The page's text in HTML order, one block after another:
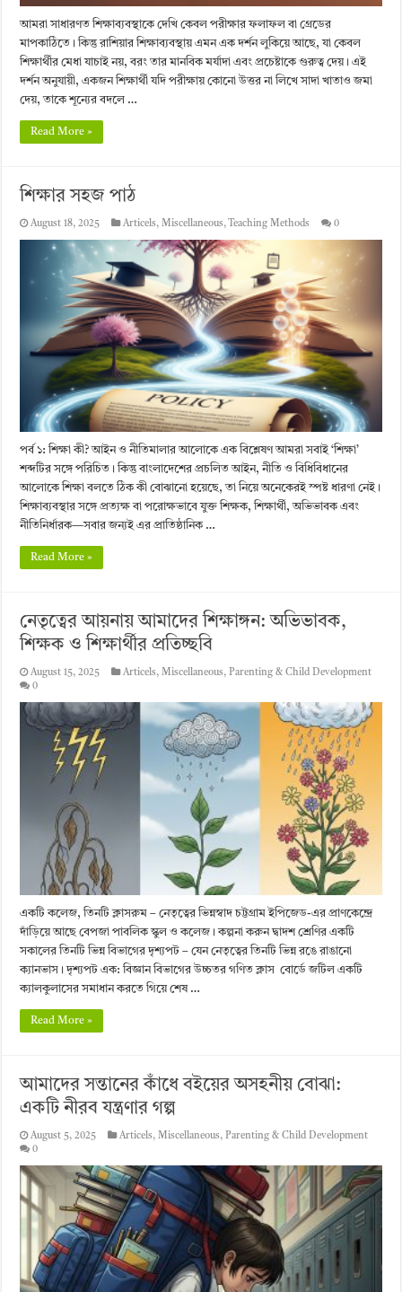
আমরা সাধারণত শিক্ষাব্যবস্থাকে দেখি কেবল পরীক্ষার ফলাফল বা গ্রেডের
মাপকাঠিতে। কিন্তু রাশিয়ার শিক্ষাব্যবস্থায় এমন এক দর্শন লুকিয়ে আছে, যা কেবল
শিক্ষার্থীর মেধা যাচাই নয়, বরং তার মানবিক মর্যাদা এবং প্রচেষ্টাকে গুরুত্ব দেয়। এই
দর্শন অনুযায়ী, একজন শিক্ষার্থী যদি পরীক্ষায় কোনো উত্তর না লিখে সাদা খাতাও জমা
দেয়, তাকে শূন্যের বদলে …
Read More »
শিক্ষার সহজ পাঠ
August 18, 2025 Articels,Miscellaneous, Teaching Methods 0
পর্ব ১: শিক্ষা কী? আইন ও নীতিমালার আলোকে এক বিশ্লেষণ আমরা সবাই ‘শিক্ষা’
শব্দটির সঙ্গে পরিচিত। কিন্তু বাংলাদেশের প্রচলিত আইন, নীতি ও বিধিবিধানের
আলোকে শিক্ষা বলতে ঠিক কী বোঝানো হয়েছে, তা নিয়ে অনেকেরই স্পষ্ট ধারণা নেই।
শিক্ষাব্যবস্থার সঙ্গে প্রত্যক্ষ বা পরোক্ষভাবে যুক্ত শিক্ষক, শিক্ষার্থী, অভিভাবক এবং
নীতিনির্ধারক—সবার জন্যই এর প্রাতিষ্ঠানিক …
Read More »
নেতৃত্বের আয়নায় আমাদের শিক্ষাঙ্গন: অভিভাবক,
শিক্ষক ও শিক্ষার্থীর প্রতিচ্ছবি
August 15, 2025 Articels,Miscellaneous,Parenting & Child Development
0
একটি কলেজ, তিনটি ক্লাসরুম – নেতৃত্বের ভিন্নস্বাদ চট্টগ্রাম ইপিজেড-এর প্রাণকেন্দ্রে
দাঁড়িয়ে আছে বেপজা পাবলিক স্কুল ও কলেজ। কল্পনা করুন দ্বাদশ শ্রেণির একটি
সকালের তিনটি ভিন্ন বিভাগের দৃশ্যপট – যেন নেতৃত্বের তিনটি ভিন্ন রঙে রাঙানো
ক্যানভাস। দৃশ্যপট এক: বিজ্ঞান বিভাগের উচ্চতর গণিত ক্লাস বোর্ডে জটিল একটি
ক্যালকুলাসের সমাধান করতে গিয়ে শেষ …
Read More »
আমাদের সন্তানের কাঁধে বইয়ের অসহনীয় বোঝা:
একটি নীরব যন্ত্রণার গল্প
August 5, 2025 Articels,Miscellaneous,Parenting & Child Development
0